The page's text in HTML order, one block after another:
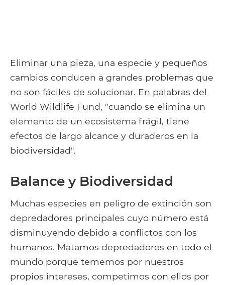
Eliminar una pieza, una especie y pequeños
cambios conducen a grandes problemas que
no son fáciles de solucionar. En palabras del
World Wildlife Fund, "cuando se elimina un
elemento de un ecosistema frágil, tiene
efectos de largo alcance y duraderos en la
biodiversidad".
Balance y Biodiversidad
Muchas especies en peligro de extinción son
depredadores principales cuyo número está
disminuyendo debido a conflictos con los
humanos. Matamos depredadores en todo el
mundo porque tememos por nuestros
propios intereses, competimos con ellos por